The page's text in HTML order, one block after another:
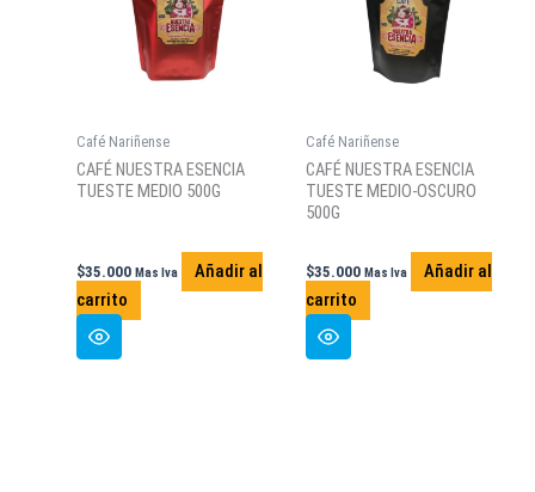
Café Nariñense
CAFÉ NUESTRA ESENCIA
TUESTE MEDIO 500G
$35.000 Mas Iva
Añadir al
carrito
Café Nariñense
CAFÉ NUESTRA ESENCIA
TUESTE MEDIO-OSCURO
500G
$35.000 Mas Iva
Añadir al
carrito